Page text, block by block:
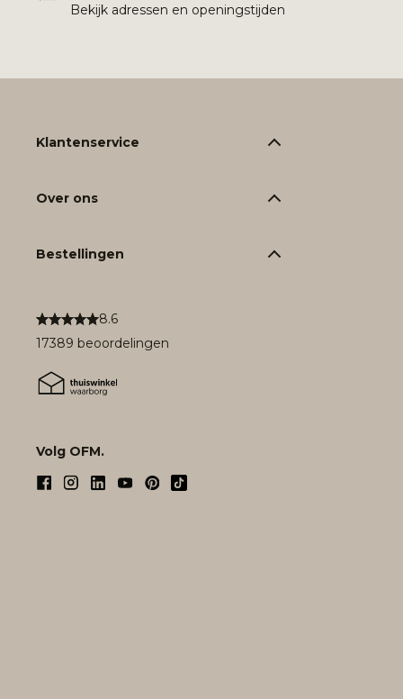
Bekijk adressen en openingstijden
8.6
17389 beoordelingen
Volg OFM.
Klantenservice
Over ons
Bestellingen